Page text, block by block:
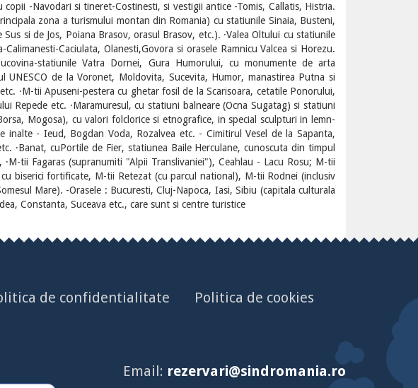
copii -Navodari si tineret-Costinesti, si vestigii antice -Tomis, Callatis, Histria.
zona a turismului montan din Romania) cu statiunile Sinaia, Busteni,
si de Jos, Poiana Brasov, orasul Brasov, etc.). ·Valea Oltului cu statiunile
Calimanesti-Caciulata, Olanesti,Govora si orasele Ramnicu Valcea si Horezu.
statiunile Vatra Dornei, Gura Humorului, cu monumente de arta
UNESCO de la Voronet, Moldovita, Sucevita, Humor, manastirea Putna si
·M-tii Apuseni-pestera cu ghetar fosil de la Scarisoara, cetatile Ponorului,
Repede etc. ·Maramuresul, cu statiuni balneare (Ocna Sugatag) si statiuni
Mogosa), cu valori folclorice si etnografice, in special sculpturi in lemn-
inalte - Ieud, Bogdan Voda, Rozalvea etc. - Cimitirul Vesel de la Sapanta,
·Banat, cuPortile de Fier, statiunea Baile Herculane, cunoscuta din timpul
tii Fagaras (supranumiti "Alpii Translivaniei"), Ceahlau - Lacu Rosu; M-tii
biserici fortificate, M-tii Retezat (cu parcul national), M-tii Rodnei (inclusiv
Mare). -Orasele : Bucuresti, Cluj-Napoca, Iasi, Sibiu (capitala culturala
Constanta, Suceava etc., care sunt si centre turistice
de confidentialitate
Politica de cookies
Email: rezervari@sindromania.ro